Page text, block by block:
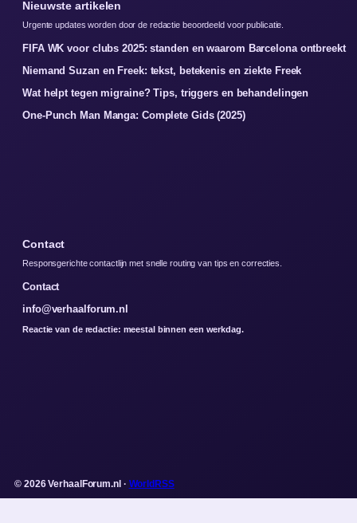
Nieuwste artikelen
Urgente updates worden door de redactie beoordeeld voor publicatie.
FIFA WK voor clubs 2025: standen en waarom Barcelona ontbreekt
Niemand Suzan en Freek: tekst, betekenis en ziekte Freek
Wat helpt tegen migraine? Tips, triggers en behandelingen
One-Punch Man Manga: Complete Gids (2025)
Contact
Responsgerichte contactlijn met snelle routing van tips en correcties.
Contact
info@verhaalforum.nl
Reactie van de redactie: meestal binnen een werkdag.
© 2026 VerhaalForum.nl · WorldRSS